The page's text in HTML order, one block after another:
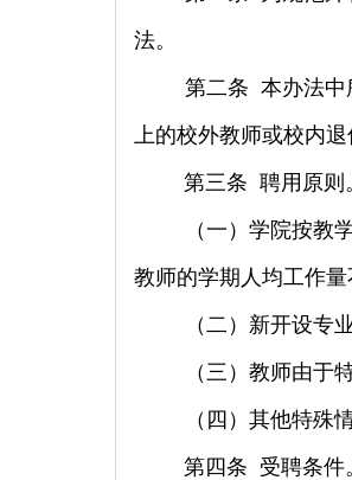
法。
第二条 本办法中
上的校外教师或校内
第三条 聘用原则
（一）学院按教
教师的学期人均工作
（二） 新开设专
（三）教师由于
（四）其他特殊
第四条 受聘条件